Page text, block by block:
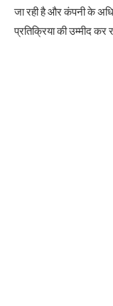
जा रही है और कंपनी के
प्रतिक्रिया की उम्मीद कर